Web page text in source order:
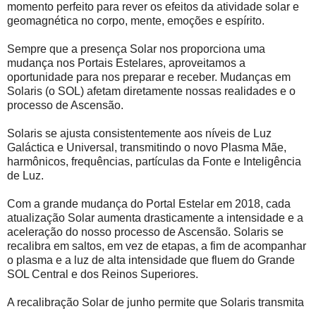
momento perfeito para rever os efeitos da atividade solar e
geomagnética no corpo, mente, emoções e espírito.
Sempre que a presença Solar nos proporciona uma
mudança nos Portais Estelares, aproveitamos a
oportunidade para nos preparar e receber. Mudanças em
Solaris (o SOL) afetam diretamente nossas realidades e o
processo de Ascensão.
Solaris se ajusta consistentemente aos níveis de Luz
Galáctica e Universal, transmitindo o novo Plasma Mãe,
harmônicos, frequências, partículas da Fonte e Inteligência
de Luz.
Com a grande mudança do Portal Estelar em 2018, cada
atualização Solar aumenta drasticamente a intensidade e a
aceleração do nosso processo de Ascensão. Solaris se
recalibra em saltos, em vez de etapas, a fim de acompanhar
o plasma e a luz de alta intensidade que fluem do Grande
SOL Central e dos Reinos Superiores.
A recalibração Solar de junho permite que Solaris transmita